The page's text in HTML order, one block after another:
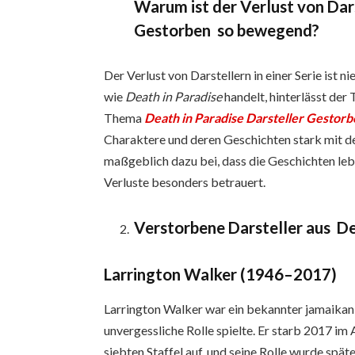
Warum ist der Verlust von
Gestorben so bewegend?
Der Verlust von Darstellern in einer Serie ist
wie Death in Paradisehandelt, hinterlässt der
Thema Death in Paradise Darsteller
Charaktere und deren Geschichten stark mit
maßgeblich dazu bei, dass die Geschichten
Verluste besonders betrauert.
Verstorbene Darsteller aus
Larrington Walker (1946–2017)
Larrington Walker war ein bekannter
unvergessliche Rolle spielte. Er starb 2017
siebten Staffel auf, und seine Rolle wurde